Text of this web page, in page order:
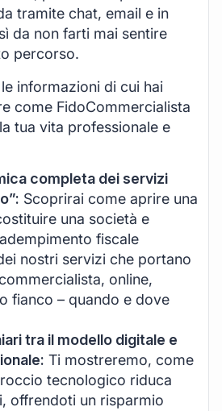
tramite chat, email e in
da non farti mai sentire
percorso.
informazioni di cui hai
come FidoCommercialista
tua vita professionale e
completa dei servizi
Scoprirai come aprire una
una società e
fiscale
nostri servizi che portano
online,
fianco – quando e dove
tra il modello digitale e
Ti mostreremo, come
tecnologico riduca
offrendoti un risparmio